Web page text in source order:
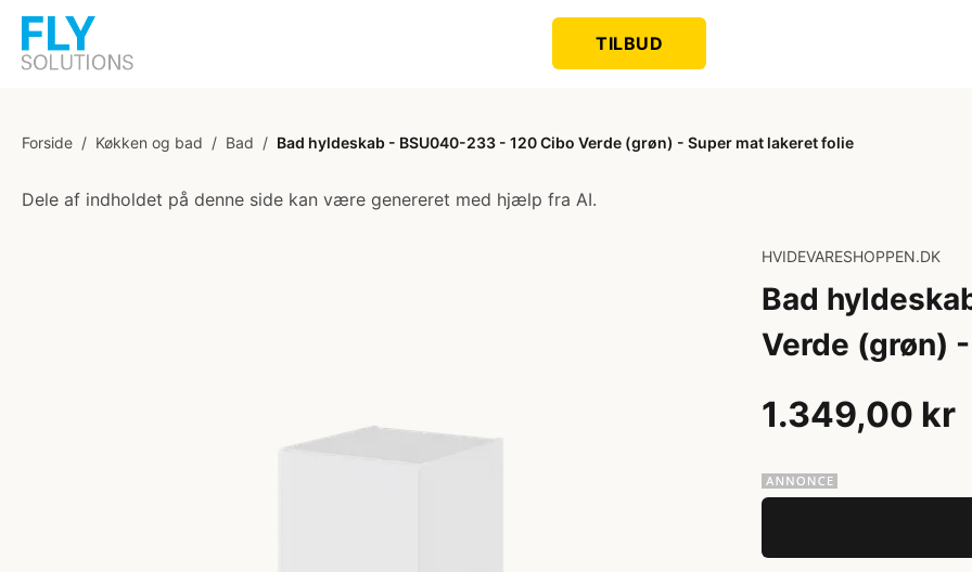
TILBUD
Forside / Køkken og bad / Bad / Bad hyldeskab - BSU040-233 - 120 Cibo Verde (grøn) - Super mat lakeret folie
Dele af indholdet på denne side kan være genereret med hjælp fra AI.
HVIDEVARESHOPPEN.DK
Bad
Verde (grøn)
1.349,00 kr